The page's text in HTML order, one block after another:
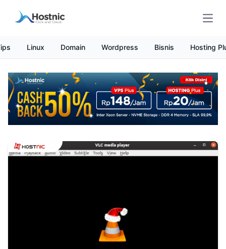
Linux Domain Wordpress Bisnis Hosting